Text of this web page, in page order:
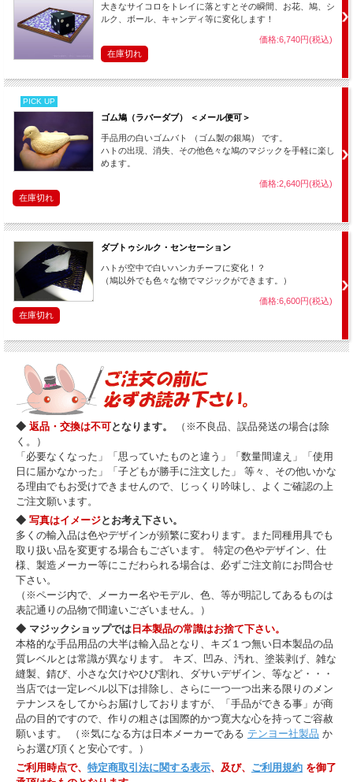
大きなサイコロをトレイに落とすとその瞬間、お花、鳩、シ
ルク、ボール、キャンディ等に変化します！
価格:6,740円(税込)
在庫切れ
PICK UP
ゴム鳩（ラバーダブ） ＜メール便可＞
手品用の白いゴムバト （ゴム製の銀鳩） です。
ハトの出現、消失、その他色々な鳩のマジックを手軽に楽し
めます。
価格:2,640円(税込)
在庫切れ
ダブトゥシルク・センセーション
ハトが空中で白いハンカチーフに変化！？
（鳩以外でも色々な物でマジックができます。）
価格:6,600円(税込)
在庫切れ
◆ 返品・交換は不可となります。
（※不良品、誤品発送の場合は除
く。）
「必要なくなった」「思っていたものと違う」「数量間違え」「使用
日に届かなかった」「子どもが勝手に注文した」 等々、その他いかな
る理由でもお受けできませんので、じっくり吟味し、よくご確認の上
ご注文願います。
◆ 写真はイメージとお考え下さい。
多くの輸入品は色やデザインが頻繁に変わります。また同種用具でも
取り扱い品を変更する場合もございます。 特定の色やデザイン、仕
様、製造メーカー等にこだわられる場合は、必ずご注文前にお問合せ
下さい。
（※ページ内で、メーカー名やモデル、色、等が明記してあるものは
表記通りの品物で間違いございません。）
◆ マジックショップでは 日本製品の常識はお捨て下さい。
本格的な手品用品の大半は輸入品となり、キズ１つ無い日本製品の品
質レベルとは常識が異なります。 キズ、凹み、汚れ、塗装剥げ、雑な
縫製、錆び、小さな欠けやひび割れ、ダサいデザイン、等など・・・
当店では一定レベル以下は排除し、さらに一つ一つ出来る限りのメン
テナンスをしてからお届けしておりますが、「手品ができる事」が商
品の目的ですので、作りの粗さは国際的かつ寛大な心を持ってご容赦
願います。 （※気になる方は日本メーカーである テンヨー社製品 か
らお選び頂くと安心です。）
ご利用時点で、 特定商取引法に関する表示、及び、 ご利用規約 を御了